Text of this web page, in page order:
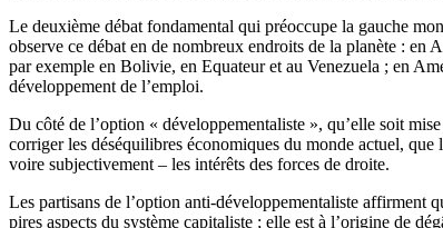
Le deuxième débat fondamental qui préoccupe la gauche
observe ce débat en de nombreux endroits de la planète : en
par exemple en Bolivie, en Equateur et au Venezuela ; en
développement de l’emploi.
Du côté de l’option « développementaliste », qu’elle soit
corriger les déséquilibres économiques du monde actuel,
voire subjectivement – les intérêts des forces de droite.
Les partisans de l’option anti-développementaliste affirment
pires aspects du système capitaliste ; elle est à l’origine de